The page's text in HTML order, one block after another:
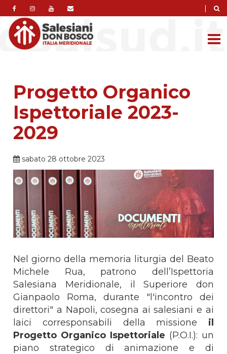
|
Progetto Organico
Ispettoriale 2023-
2029
sabato 28 ottobre 2023
Nel giorno della memoria liturgia del Beato
Michele Rua, patrono dell’Ispettoria
Salesiana Meridionale, il Superiore don
Gianpaolo Roma, durante "l'incontro dei
direttori" a Napoli, cosegna ai salesiani e ai
laici corresponsabili della missione il
Progetto Organico Ispettoriale (P.O.I.): un
piano strategico di animazione e di